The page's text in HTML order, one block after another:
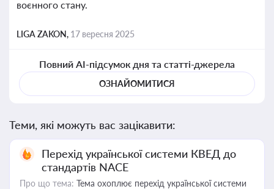
воєнного стану.
LIGA ZAKON, 17 вересня 2025
Повний AI-підсумок дня та статті-джерела
ОЗНАЙОМИТИСЯ
Теми, які можуть вас зацікавити:
Перехід української системи КВЕД до
стандартів NACE
Про що тема: Тема охоплює перехід української системи